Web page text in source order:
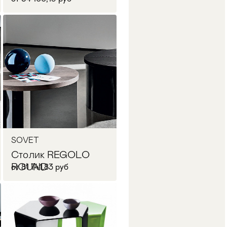
В корзину
SOVET
Столик REGOLO
ROUND
от 81 741,83 руб